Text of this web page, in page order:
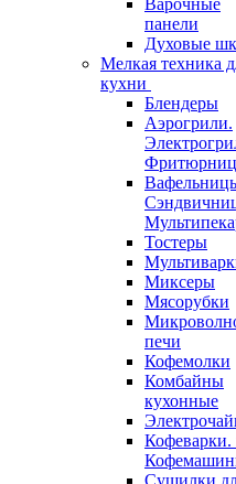
Варочные
панели
Духовые
Мелкая техника
кухни
Блендеры
Аэрогрили.
Тостеры
Миксеры
Мясорубки
печи
Кофемолки
Комбайны
кухонные
Кофеварки.
Сушилки